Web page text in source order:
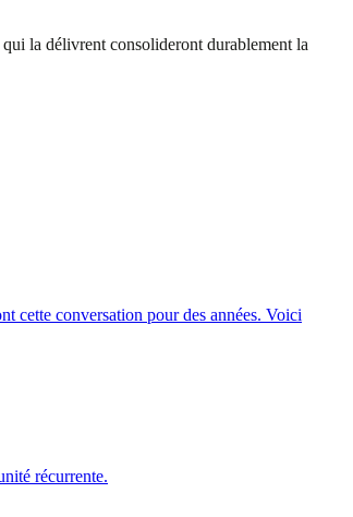
la délivrent consolideront durablement la
cette conversation pour des années. Voici
récurrente.